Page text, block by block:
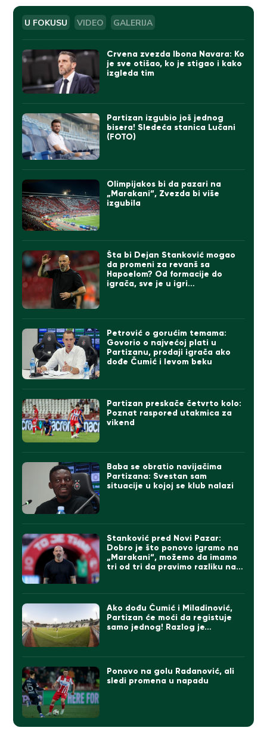
U FOKUSU VIDEO GALERIJA
Crvena zvezda Ibona Navara: Ko
je sve otišao, ko je stigao i kako
izgleda tim
Partizan izgubio još jednog
bisera! Sledeća stanica Lučani
(FOTO)
Olimpijakos bi da pazari na
„Marakani“, Zvezda bi više
izgubila
Šta bi Dejan Stanković mogao
da promeni za revanš sa
Hapoelom? Od formacije do
igrača, sve je u igri…
Petrović o gorućim temama:
Govorio o najvećoj plati u
Partizanu, prodaji igrača ako
dođe Čumić i levom beku
Partizan preskače četvrto kolo:
Poznat raspored utakmica za
vikend
Baba se obratio navijačima
Partizana: Svestan sam
situacije u kojoj se klub nalazi
Stanković pred Novi Pazar:
Dobro je što ponovo igramo na
„Marakani“, možemo da imamo
tri od tri da pravimo razliku na
Ako dođu Čumić i Miladinović,
Partizan će moći da registuje
samo jednog! Razlog je…
Ponovo na golu Radanović, ali
sledi promena u napadu